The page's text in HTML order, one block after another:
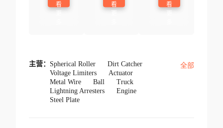
看
看
看
主营： Spherical Roller
Dirt Catcher
Voltage Limiters
Actuator
Metal Wire
Ball
Truck
Lightning Arresters
Engine
Steel Plate
全部